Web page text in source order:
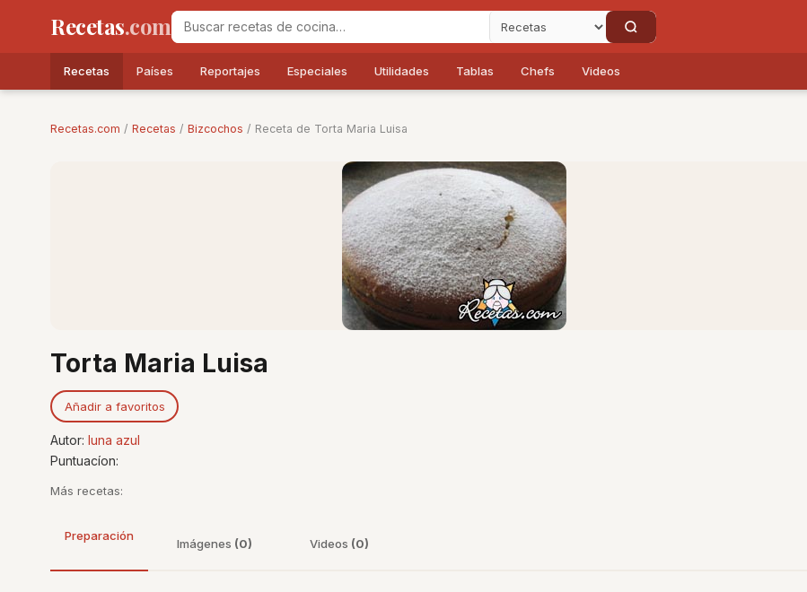
Recetas.com
Recetas Países Reportajes Especiales Utilidades Tablas Chefs Videos
Recetas.com / Recetas / Bizcochos / Receta de Torta Maria Luisa
Torta Maria Luisa
Añadir a favoritos
Autor: luna azul
Puntuacíon:
Más recetas:
Preparación
Imágenes (0) Videos (0)